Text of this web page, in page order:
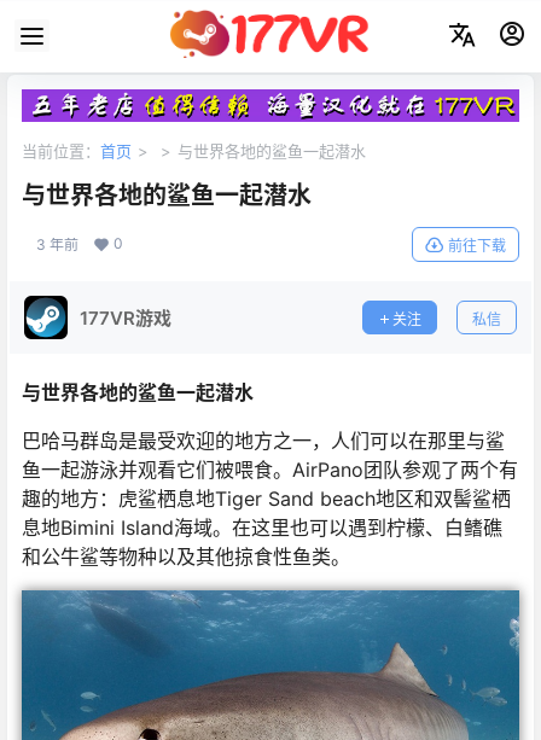
当前位置： 首页 > > 与世界各地的鲨鱼一起潜水
与世界各地的鲨鱼一起潜水
3 年前 0 前往下载
177VR游戏 关注 私信
与世界各地的鲨鱼一起潜水
巴哈马群岛是最受欢迎的地方之一，人们可以在那里与鲨
鱼一起游泳并观看它们被喂食。AirPano团队参观了两个有
趣的地方：虎鲨栖息地Tiger Sand beach地区和双髻鲨栖
息地Bimini Island海域。在这里也可以遇到柠檬、白鳍礁
和公牛鲨等物种以及其他掠食性鱼类。